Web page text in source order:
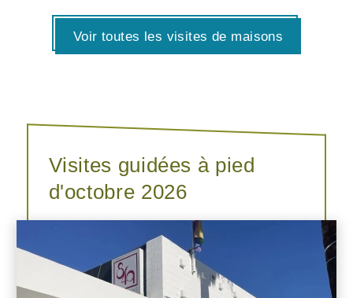
Voir toutes les visites de maisons
Visites guidées à pied
d'octobre 2026